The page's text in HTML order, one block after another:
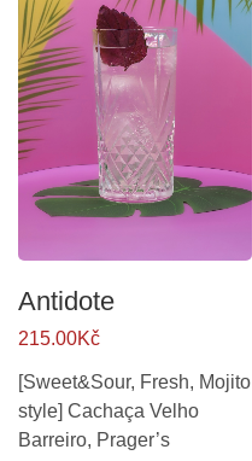
Antidote
215.00Kč
[Sweet&Sour, Fresh, Mojito
style] Cachaça Velho
Barreiro, Prager’s